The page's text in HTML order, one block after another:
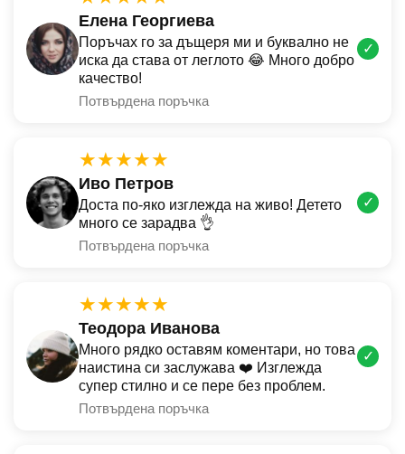
Елена Георгиева
Поръчах го за дъщеря ми и буквално не
иска да става от леглото 😂 Много добро
качество!
Потвърдена поръчка
✓
★★★★★
Иво Петров
Доста по-яко изглежда на живо! Детето
много се зарадва 👌
Потвърдена поръчка
✓
★★★★★
Теодора Иванова
Много рядко оставям коментари, но това
наистина си заслужава ❤️ Изглежда
супер стилно и се пере без проблем.
Потвърдена поръчка
✓